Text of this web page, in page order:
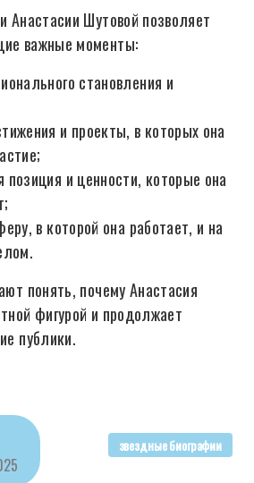
Анастасии Шутовой позволяет
важные моменты:
становления и
и проекты, в которых она
позиция и ценности, которые она
в которой она работает, и на
понять, почему Анастасия
фигурой и продолжает
публики.
звездные биографии